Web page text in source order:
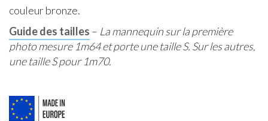
couleur bronze.
Guide des tailles – La mannequin sur la première
photo mesure 1m64 et porte une taille S. Sur les autres,
une taille S pour 1m70.